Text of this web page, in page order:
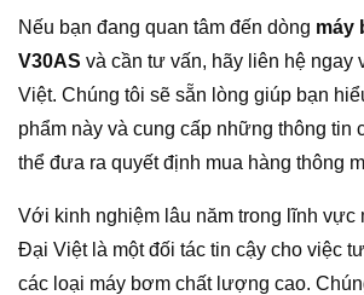
Nếu bạn đang quan tâm đến dòng máy
V30AS và cần tư vấn, hãy liên hệ ngay
Việt. Chúng tôi sẽ sẵn lòng giúp bạn
phẩm này và cung cấp những thông tin
thể đưa ra quyết định mua hàng thông
Với kinh nghiệm lâu năm trong lĩnh vực
Đại Việt là một đối tác tin cậy cho việc
các loại máy bơm chất lượng cao.